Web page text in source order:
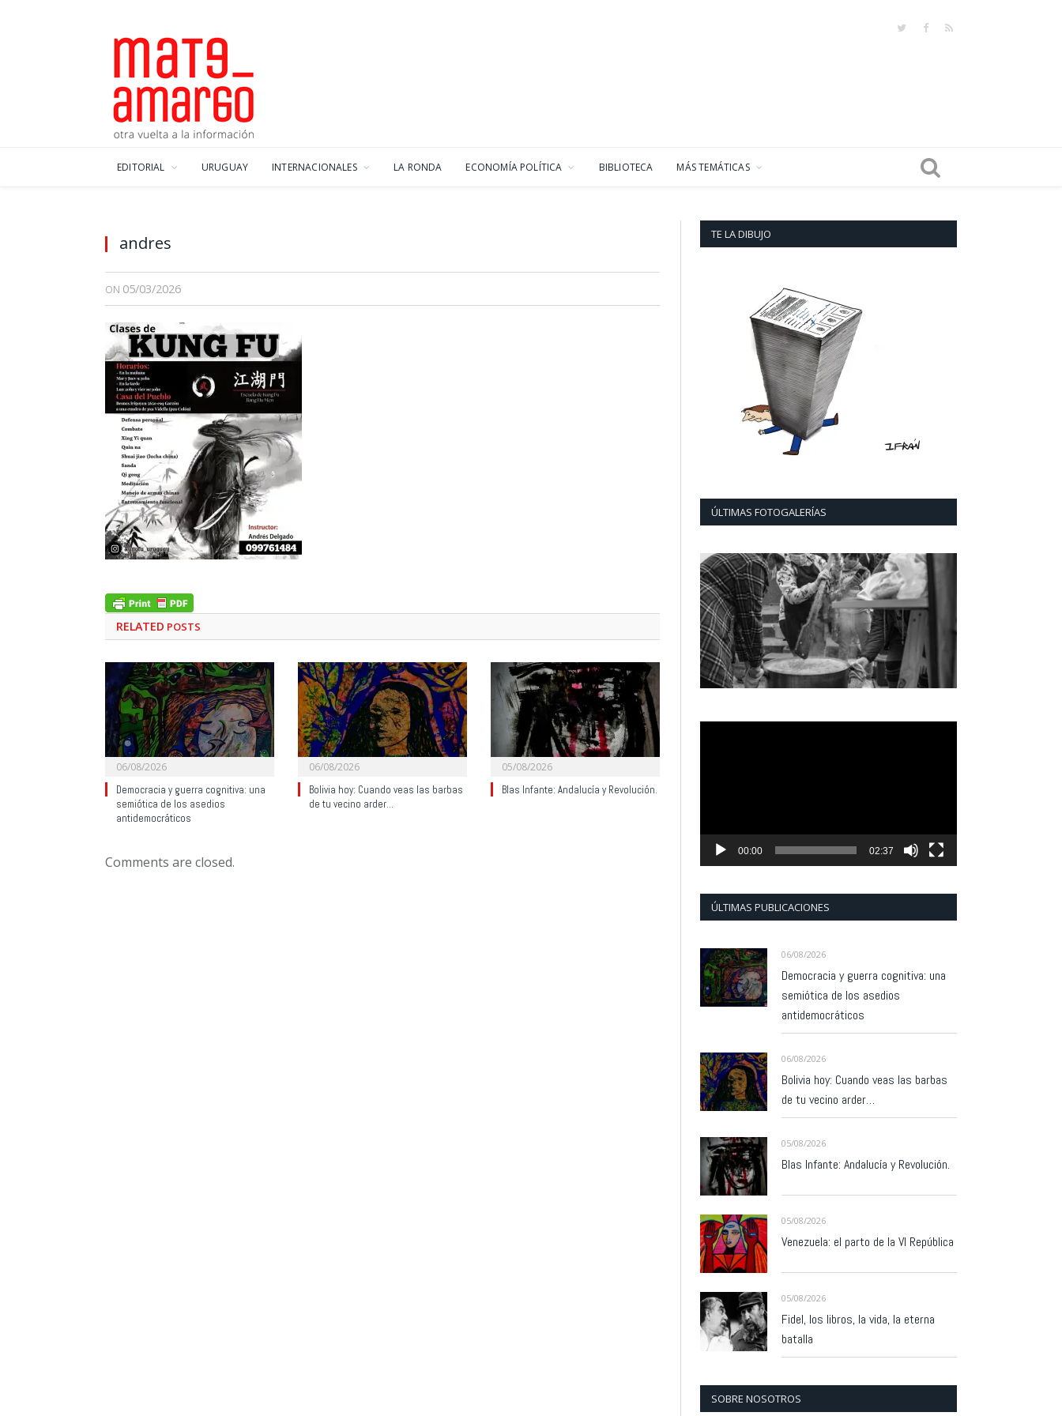
TwitterFacebook
RSS
EDITORIAL URUGUAY INTERNACIONALES LA RONDA ECONOMÍA POLÍTICA BIBLIOTECA MÁS TEMÁTICAS
andres
ON 05/03/2026
RELATED POSTS
06/08/2026
Democracia y guerra cognitiva: una
semiótica de los asedios
antidemocráticos
06/08/2026
Bolivia hoy: Cuando veas las barbas
de tu vecino arder…
05/08/2026
Blas Infante: Andalucía y Revolución.
Comments are closed.
TE LA DIBUJO
ÚLTIMAS FOTOGALERÍAS
00:00 02:37
ÚLTIMAS PUBLICACIONES
06/08/2026
Democracia y guerra cognitiva: una
semiótica de los asedios
antidemocráticos
06/08/2026
Bolivia hoy: Cuando veas las barbas
de tu vecino arder…
05/08/2026
Blas Infante: Andalucía y Revolución.
05/08/2026
Venezuela: el parto de la VI República
05/08/2026
Fidel, los libros, la vida, la eterna
batalla
SOBRE NOSOTROS